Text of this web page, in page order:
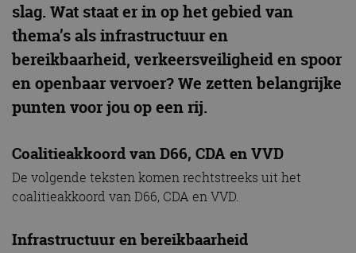
slag. Wat staat er in op het gebied van
thema’s als infrastructuur en
bereikbaarheid, verkeersveiligheid en spoor
en openbaar vervoer? We zetten belangrijke
punten voor jou op een rij.
Coalitieakkoord van D66, CDA en VVD
De volgende teksten komen rechtstreeks uit het
coalitieakkoord van D66, CDA en VVD.
Infrastructuur en bereikbaarheid